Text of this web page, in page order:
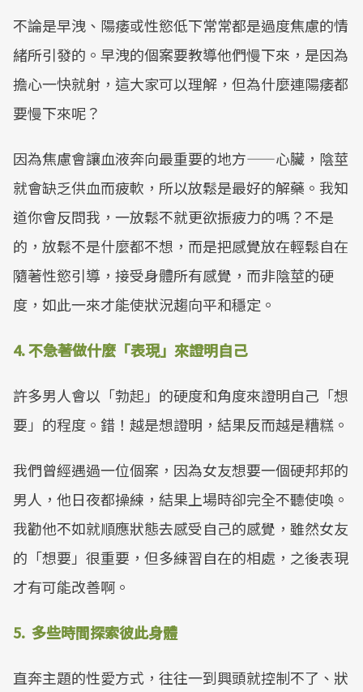
不論是早洩、陽痿或性慾低下常常都是過度焦慮的情
緒所引發的。早洩的個案要教導他們慢下來，是因為
擔心一快就射，這大家可以理解，但為什麼連陽痿都
要慢下來呢？
因為焦慮會讓血液奔向最重要的地方——心臟，陰莖
就會缺乏供血而疲軟，所以放鬆是最好的解藥。我知
道你會反問我，一放鬆不就更欲振疲力的嗎？不是
的，放鬆不是什麼都不想，而是把感覺放在輕鬆自在
隨著性慾引導，接受身體所有感覺，而非陰莖的硬
度，如此一來才能使狀況趨向平和穩定。
4. 不急著做什麼「表現」來證明自己
許多男人會以「勃起」的硬度和角度來證明自己「想
要」的程度。錯！越是想證明，結果反而越是糟糕。
我們曾經遇過一位個案，因為女友想要一個硬邦邦的
男人，他日夜都操練，結果上場時卻完全不聽使喚。
我勸他不如就順應狀態去感受自己的感覺，雖然女友
的「想要」很重要，但多練習自在的相處，之後表現
才有可能改善啊。
5. 多些時間探索彼此身體
直奔主題的性愛方式，往往一到興頭就控制不了、狀